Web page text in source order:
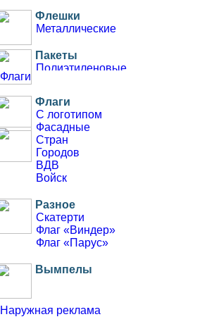
Флешки
Металлические
Пакеты
Полиэтиленовые
Для офиса
Ежедневники
Еженедельники
Планинги
Линейки
Флаги
Флаги
С логотипом
Фасадные
Стран
Городов
ВДВ
Войск
Разное
Скатерти
Флаг «Виндер»
Флаг «Парус»
Вымпелы
Наружная реклама